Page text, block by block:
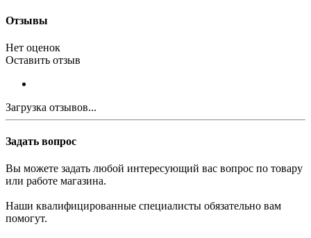
Отзывы
Нет оценок
Оставить отзыв
Загрузка отзывов...
Задать вопрос
Вы можете задать любой интересующий вас вопрос по товару
или работе магазина.
Наши квалифицированные специалисты обязательно вам
помогут.